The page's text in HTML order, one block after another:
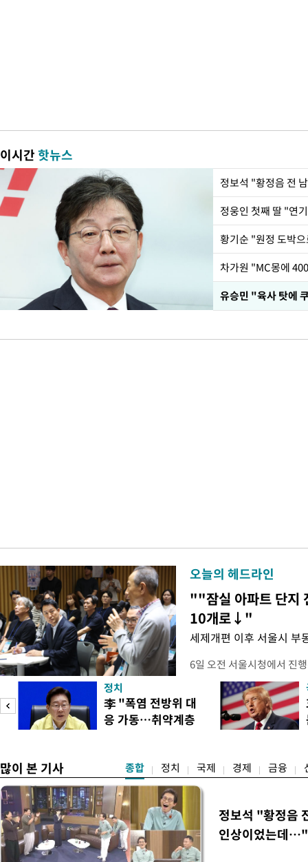
이시간핫뉴스
정웅인 첫째 딸 "연
황기순 "원정 도박
오늘의 헤드라인
""잠실 아파트 단지
10개로↓"
세제개편 이후 서울시 부
6일 오전 서울시청에서 진
대토론회'에서는 정부의
이어졌다. 이날 토론회에는
택자와 무주택 청년, 민간
리에이터 등 50여 명이 참
택
정치
李 "폭염 전방위 대
응 가동…취약계층
많이 본 기사 종합 정치 국제 경제 금융
정보석 "황정음
인상이었는데…"